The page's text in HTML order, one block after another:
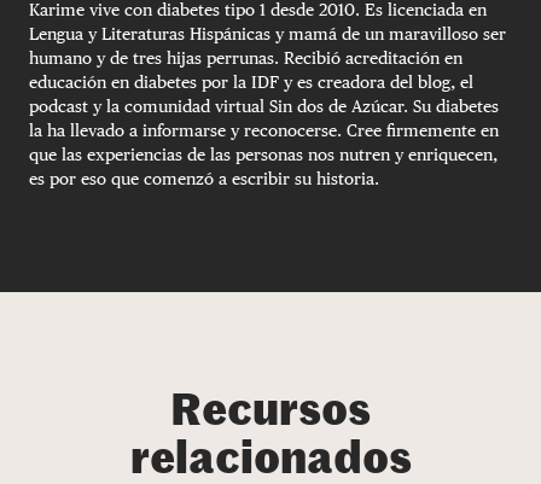
Karime vive con diabetes tipo 1 desde 2010. Es licenciada en
Lengua y Literaturas Hispánicas y mamá de un maravilloso ser
humano y de tres hijas perrunas. Recibió acreditación en
educación en diabetes por la IDF y es creadora del blog, el
podcast y la comunidad virtual Sin dos de Azúcar. Su diabetes
la ha llevado a informarse y reconocerse. Cree firmemente en
que las experiencias de las personas nos nutren y enriquecen,
es por eso que comenzó a escribir su historia.
Recursos
relacionados